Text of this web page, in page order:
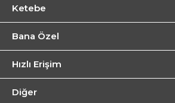
Ketebe
Bana Özel
Hızlı Erişim
Diğer